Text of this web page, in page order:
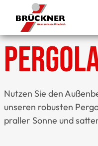
Nutzen Sie den
unseren robusten
praller Sonne und